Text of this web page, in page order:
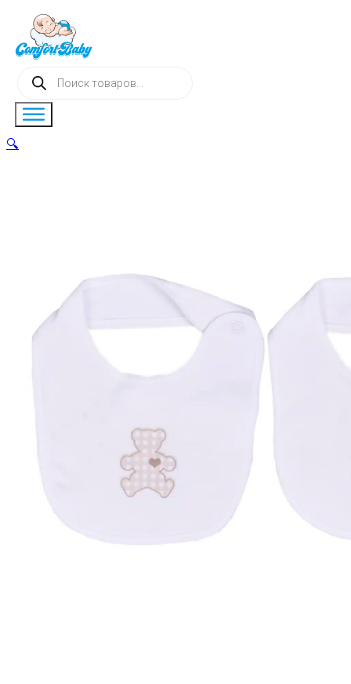
Поиск
товаров
🔍